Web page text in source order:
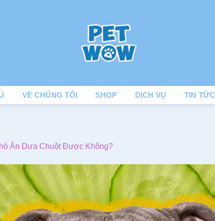
VỀ CHÚNG TÔI SHOP DỊCH VỤ TIN TỨC
Ăn Dưa Chuột Được Không?